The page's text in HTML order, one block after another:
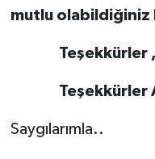
mutlu olabildiğiniz
Teşekkürler ,
Teşekkürler
Saygılarımla..